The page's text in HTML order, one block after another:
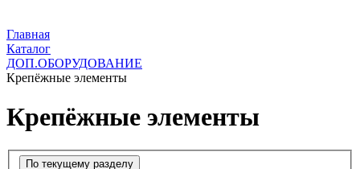
Главная
Каталог
ДОП.ОБОРУДОВАНИЕ
Крепёжные элементы
Крепёжные элементы